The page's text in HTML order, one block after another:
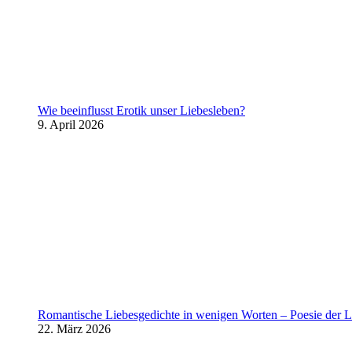
Wie beeinflusst Erotik unser Liebesleben?
9. April 2026
Romantische Liebesgedichte in wenigen Worten – Poesie der
22. März 2026